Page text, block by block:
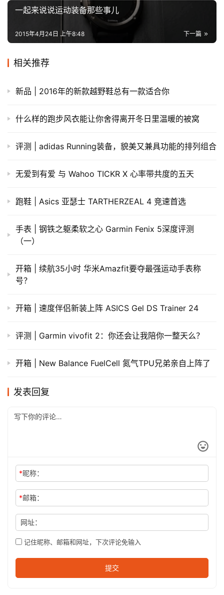
一起来说说运动装备那些事儿
下一篇
2015年4月24日 上午8:48
相关推荐
新品 | 2016年的新款越野鞋总有一款适合你
​什么样的跑步风衣能让你舍得离开冬日里温暖的被窝
评测 | adidas Running装备，貌美又兼具功能的排列组合
无爱到有爱 与 Wahoo TICKR X 心率带共度的五天
跑鞋 | Asics 亚瑟士 TARTHERZEAL 4 竞速首选
手表 | 钢铁之躯柔软之心 Garmin Fenix 5深度评测
（一）
开箱 | 续航35小时 华米Amazfit要夺最强运动手表称
号？
开箱 | 速度伴侣新装上阵 ASICS Gel DS Trainer 24
评测 | Garmin vivofit 2：你还会让我陪你一整天么？
开箱 | New Balance FuelCell 氮气TPU兄弟亲自上阵了
发表回复
*昵称：
*邮箱：
网址：
记住昵称、邮箱和网址，下次评论免输入
提交